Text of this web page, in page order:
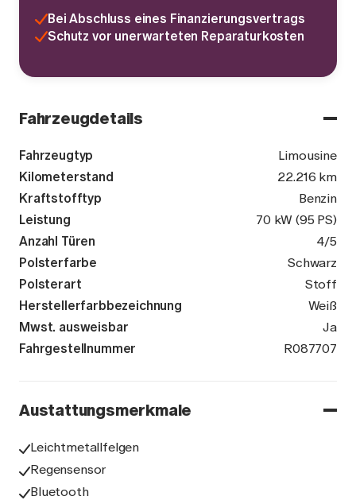
Fahrzeugdetails
Fahrzeugtyp
Limousine
Kilometerstand
22.216 km
Kraftstofftyp
Benzin
Leistung
70 kW (95 PS)
Anzahl Türen
4/5
Polsterfarbe
Schwarz
Polsterart
Stoff
Herstellerfarbbezeichnung
Weiß
Mwst. ausweisbar
Ja
Fahrgestellnummer
R087707
Austattungsmerkmale
Leichtmetallfelgen
Regensensor
Bluetooth
Bei Abschluss eines Finanzierungsvertrags
Schutz vor unerwarteten Reparaturkosten